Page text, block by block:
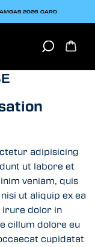
2026 CARD
adipisicing
ut labore et
veniam, quis
ut aliquip ex ea
irure dolor in
cillum dolore eu
cupidatat